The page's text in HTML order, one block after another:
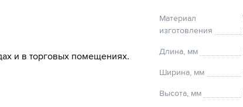
и в торговых помещениях.
Материал
изготовления
Длина, мм
Ширина, мм
Высота, мм